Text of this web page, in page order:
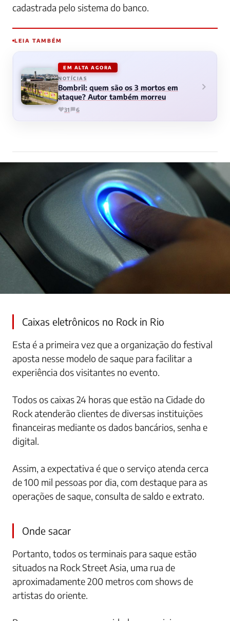
cadastrada pelo sistema do banco.
LEIA TAMBÉM
EM ALTA AGORA
NOTÍCIAS
Bombril: quem são os 3 mortos em
ataque? Autor também morreu
31 6
Caixas eletrônicos no Rock in Rio
Esta é a primeira vez que a organização do festival
aposta nesse modelo de saque para facilitar a
experiência dos visitantes no evento.
Todos os caixas 24 horas que estão na Cidade do
Rock atenderão clientes de diversas instituições
financeiras mediante os dados bancários, senha e
digital.
Assim, a expectativa é que o serviço atenda cerca
de 100 mil pessoas por dia, com destaque para as
operações de saque, consulta de saldo e extrato.
Onde sacar
Portanto, todos os terminais para saque estão
situados na Rock Street Asia, uma rua de
aproximadamente 200 metros com shows de
artistas do oriente.